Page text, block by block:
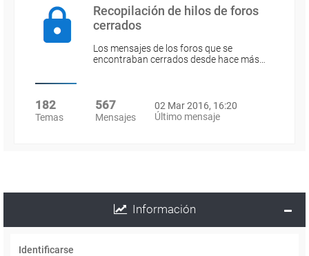
Recopilación de hilos de foros
cerrados
Los mensajes de los foros que se
encontraban cerrados desde hace más…
182
Temas
567
Mensajes
02 Mar 2016, 16:20
Último mensaje
Información
Identificarse